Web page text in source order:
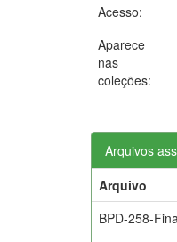
Acesso:
Aparece
nas
coleções:
Arquivos
Arquivo
BPD-258-